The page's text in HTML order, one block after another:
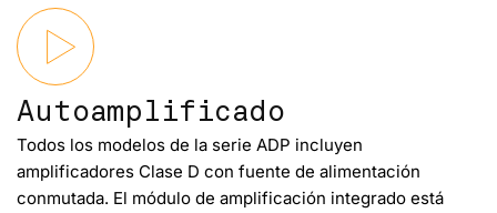
Autoamplificado
Todos los modelos de la serie ADP incluyen
amplificadores Clase D con fuente de alimentación
conmutada. El módulo de amplificación integrado está